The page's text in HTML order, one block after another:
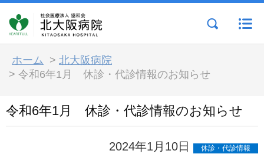
ホーム > 北大阪病院
> 令和6年1月 休診・代診情報のお知らせ
令和6年1月 休診・代診情報のお知らせ
2024年1月10日 休診・代診情報